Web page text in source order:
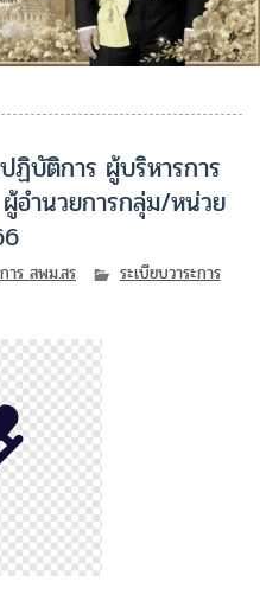
ฏิบัติการ ผู้บริหารการ
อำนวยการกลุ่ม/หน่วย
าร สพม.สร
ระเบียบวาระการ